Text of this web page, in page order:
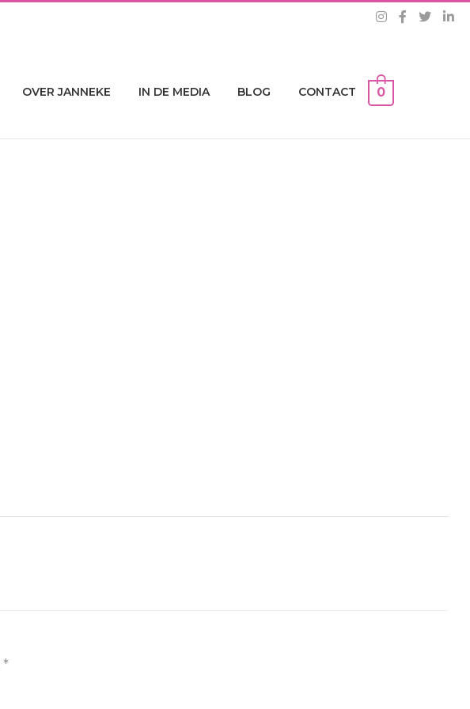
OVER JANNEKE IN DE MEDIA BLOG CONTACT 0
*